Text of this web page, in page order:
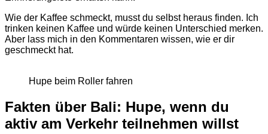
Wie der Kaffee schmeckt, musst du selbst heraus finden. Ich
trinken keinen Kaffee und würde keinen Unterschied merken.
Aber lass mich in den Kommentaren wissen, wie er dir
geschmeckt hat.
Hupe beim Roller fahren
Fakten über Bali: Hupe, wenn du
aktiv am Verkehr teilnehmen willst